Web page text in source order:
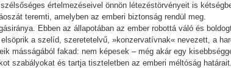
értelmezéseivel önnön létezéstörvényeit is
teremti, amelyben az emberi biztonság rendül meg.
Ebben az állapotában az ember robottá váló és
a szelíd, szeretetelvű, »konzervatívnak« nevezett, a
másságából fakad: nem képesek – még akár egy
szabályokat és tartja tiszteletben az emberi méltóság